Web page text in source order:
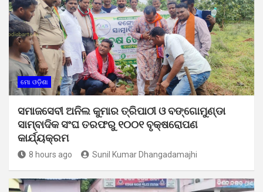
ମୋ ଓଡ଼ିଶା
ସମାଜସେବୀ ଅନିଲ କୁମାର ତ୍ରିପାଠୀ ଓ ବଙ୍ଗୋମୁଣ୍ଡା
ସାମ୍ବାଦିକ ସଂଘ ତରଫରୁ ୧୦୦୧ ବୃକ୍ଷରୋପଣ
କାର୍ଯ୍ୟକ୍ରମ
8 hours ago Sunil Kumar Dhangadamajhi